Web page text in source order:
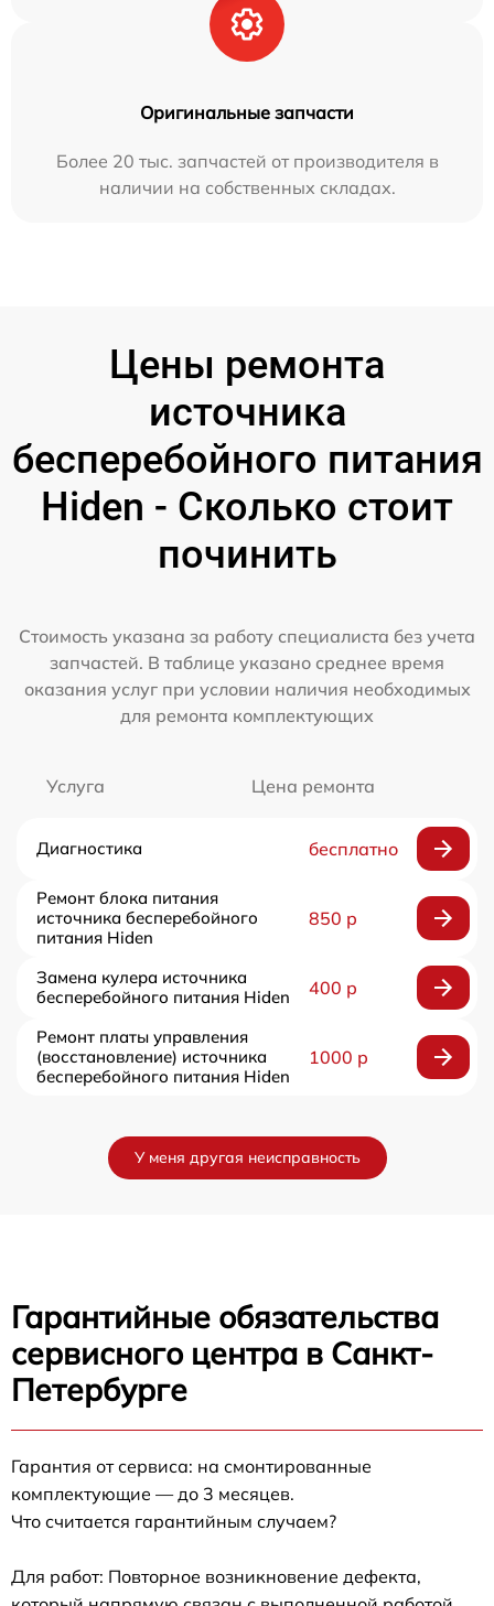
Оригинальные запчасти
Более 20 тыс. запчастей от производителя в
наличии на собственных складах.
Цены ремонта
источника
бесперебойного питания
Hiden - Сколько стоит
починить
Стоимость указана за работу специалиста без учета
запчастей. В таблице указано среднее время
оказания услуг при условии наличия необходимых
для ремонта комплектующих
Услуга Цена ремонта
Диагностика бесплатно
Ремонт блока питания
источника бесперебойного
питания Hiden
850 р
Замена кулера источника
бесперебойного питания Hiden
400 р
Ремонт платы управления
(восстановление) источника
бесперебойного питания Hiden
1000 р
У меня другая неисправность
Гарантийные обязательства
сервисного центра в Санкт-
Петербурге
Гарантия от сервиса: на смонтированные
комплектующие — до 3 месяцев.
Что считается гарантийным случаем?
Для работ: Повторное возникновение дефекта,